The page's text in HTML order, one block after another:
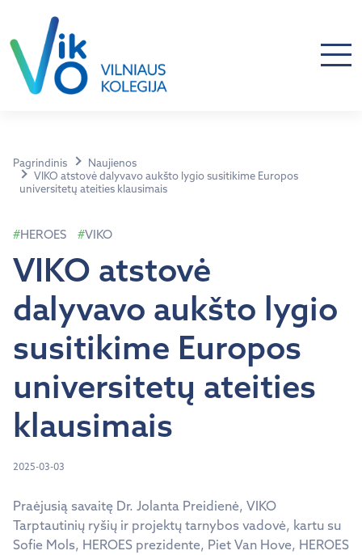
Pagrindinis
Naujienos
VIKO atstovė dalyvavo aukšto lygio susitikime Europos
universitetų ateities klausimais
HEROES VIKO
VIKO atstovė
dalyvavo aukšto lygio
susitikime Europos
universitetų ateities
klausimais
2025-03-03
Praėjusią savaitę Dr. Jolanta Preidienė, VIKO
Tarptautinių ryšių ir projektų tarnybos vadovė, kartu su
Sofie Mols, HEROES prezidente, Piet Van Hove, HEROES